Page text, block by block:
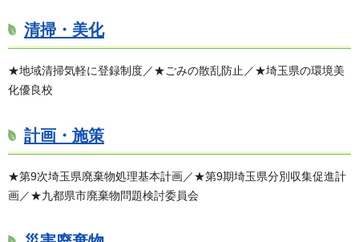
清掃・美化
★地域清掃気軽に登録制度／★ごみの散乱防止／★埼玉県の環境美
化優良校
計画・施策
★第9次埼玉県廃棄物処理基本計画／★第9期埼玉県分別収集促進計
画／★九都県市廃棄物問題検討委員会